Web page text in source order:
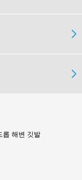


롭 해변 깃발